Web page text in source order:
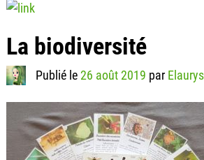
La biodiversité
Publié le 26 août 2019 par Elaurys